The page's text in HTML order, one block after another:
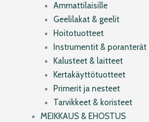
Ammattilaisille
Geelilakat & geelit
Hoitotuotteet
Instrumentit & poranterät
Kalusteet & laitteet
Kertakäyttötuotteet
Primerit ja nesteet
Tarvikkeet & koristeet
MEIKKAUS & EHOSTUS